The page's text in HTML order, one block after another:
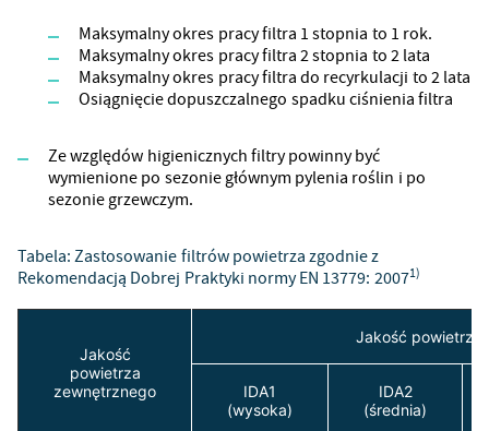
Maksymalny okres pracy filtra 1 stopnia to 1 rok.
Maksymalny okres pracy filtra 2 stopnia to 2 lata
Maksymalny okres pracy filtra do recyrkulacji to 2 lata
Osiągnięcie dopuszczalnego spadku ciśnienia filtra
Ze względów higienicznych filtry powinny być
wymienione po sezonie głównym pylenia roślin i po
sezonie grzewczym.
Tabela: Zastosowanie filtrów powietrza zgodnie z
Rekomendacją Dobrej Praktyki normy EN 13779: 20071)
Jakość
powietrza
zewnętrznego
Jakość powietrza
IDA1
(wysoka)
IDA2
(średnia)